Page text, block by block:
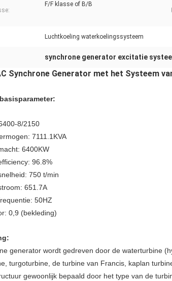
F/F klasse of B/B
Luchtkoeling waterkoelingssysteem
synchrone generator excitatie
Synchrone Generator met het Systeem
8/2150
7111.1KVA
6400KW
96.8%
750 t/min
651.7A
50HZ
0,9 (bekleding)
generator wordt gedreven door de waterturbine
turgoturbine, de turbine van Francis, kaplan
gewoonlijk bepaald door het type van de